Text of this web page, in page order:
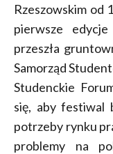
Rzeszowskim od
pierwsze
przeszła
Samorząd
Studenckie
się, aby festiwal
potrzeby rynku
problemy na